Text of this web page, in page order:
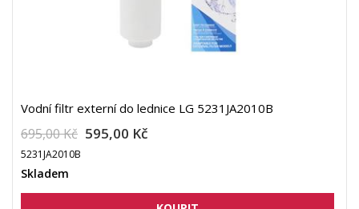
Vodní filtr externí do lednice LG 5231JA2010B
695,00 Kč 595,00 Kč
5231JA2010B
Skladem